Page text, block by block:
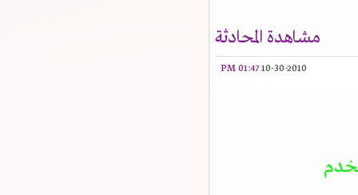
مشاهدة المحادثة
10-30-2010
01:47 PM